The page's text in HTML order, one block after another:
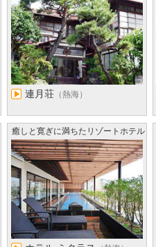
連月荘 （熱海）
癒しと寛ぎに満ちたリゾートホテル